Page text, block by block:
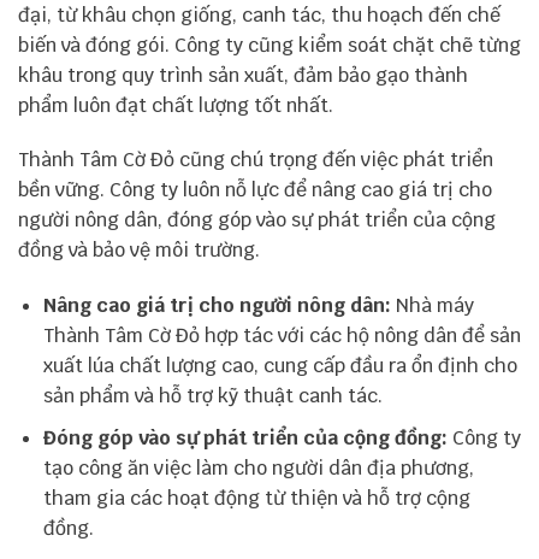
đại, từ khâu chọn giống, canh tác, thu hoạch đến chế
biến và đóng gói. Công ty cũng kiểm soát chặt chẽ từng
khâu trong quy trình sản xuất, đảm bảo gạo thành
phẩm luôn đạt chất lượng tốt nhất.
Thành Tâm Cờ Đỏ cũng chú trọng đến việc phát triển
bền vững. Công ty luôn nỗ lực để nâng cao giá trị cho
người nông dân, đóng góp vào sự phát triển của cộng
đồng và bảo vệ môi trường.
Nâng cao giá trị cho người nông dân: Nhà máy
Thành Tâm Cờ Đỏ hợp tác với các hộ nông dân để sản
xuất lúa chất lượng cao, cung cấp đầu ra ổn định cho
sản phẩm và hỗ trợ kỹ thuật canh tác.
Đóng góp vào sự phát triển của cộng đồng: Công ty
tạo công ăn việc làm cho người dân địa phương,
tham gia các hoạt động từ thiện và hỗ trợ cộng
đồng.